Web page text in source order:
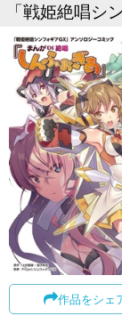
作品をシェ